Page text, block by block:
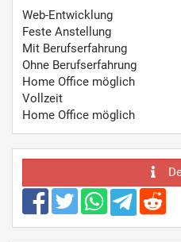
Web-Entwicklung
Feste Anstellung
Mit Berufserfahrung
Ohne Berufserfahrung
Home Office möglich
Vollzeit
Home Office möglich